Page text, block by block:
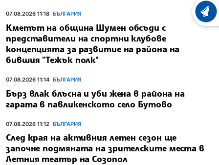
07.08.2026 11:18 БЪЛГАРИЯ
Кметът на община Шумен обсъди с
представители на спортни клубове
концепцията за развитие на района на
бившия "Тежък полк"
07.08.2026 11:14 БЪЛГАРИЯ
Бърз влак блъсна и уби жена в района на
гарата в павликенското село Бутово
07.08.2026 11:12 БЪЛГАРИЯ
След края на активния летен сезон ще
започне подмяната на зрителските места в
Летния театър на Созопол